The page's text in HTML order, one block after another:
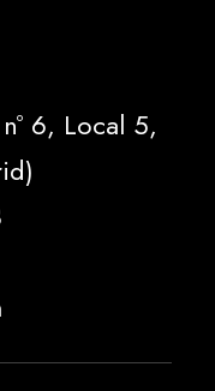
6, Local 5,